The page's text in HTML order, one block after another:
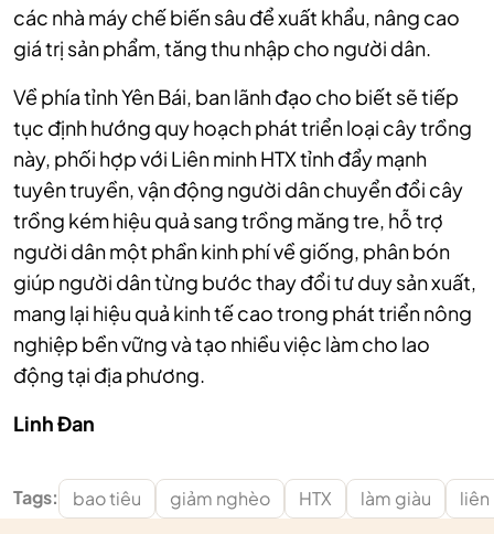
các nhà máy chế biến sâu để xuất khẩu, nâng cao
giá trị sản phẩm, tăng thu nhập cho người dân.
Về phía tỉnh Yên Bái, ban lãnh đạo cho biết sẽ tiếp
tục định hướng quy hoạch phát triển loại cây trồng
này, phối hợp với Liên minh HTX tỉnh đẩy mạnh
tuyên truyền, vận động người dân chuyển đổi cây
trồng kém hiệu quả sang trồng măng tre, hỗ trợ
người dân một phần kinh phí về giống, phân bón
giúp người dân từng bước thay đổi tư duy sản xuất,
mang lại hiệu quả kinh tế cao trong phát triển nông
nghiệp bền vững và tạo nhiều việc làm cho lao
động tại địa phương.
Linh Đan
Tags: bao tiêu giảm nghèo HTX làm giàu liên